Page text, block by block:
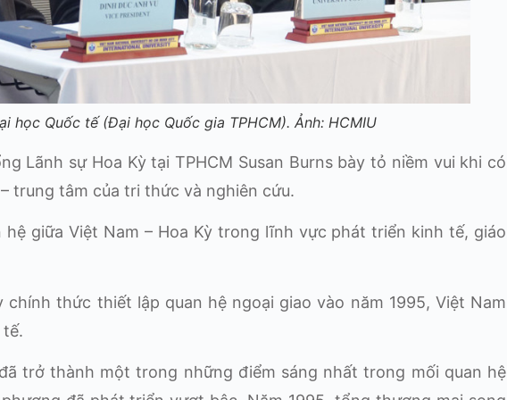
học Quốc tế (Đại học Quốc gia TPHCM). Ảnh: HCMIU
Lãnh sự Hoa Kỳ tại TPHCM Susan Burns bày tỏ niềm vui khi có
trung tâm của tri thức và nghiên cứu.
hệ giữa Việt Nam – Hoa Kỳ trong lĩnh vực phát triển kinh tế, giáo
chính thức thiết lập quan hệ ngoại giao vào năm 1995, Việt Nam
trở thành một trong những điểm sáng nhất trong mối quan hệ